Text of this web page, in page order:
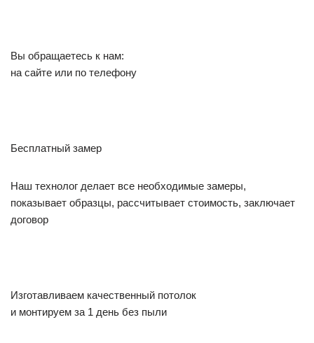
Вы обращаетесь к нам:
на сайте или по телефону
Бесплатный замер
Наш технолог делает все необходимые замеры,
показывает образцы, рассчитывает стоимость, заключает
договор
Изготавливаем качественный потолок
и монтируем за 1 день без пыли